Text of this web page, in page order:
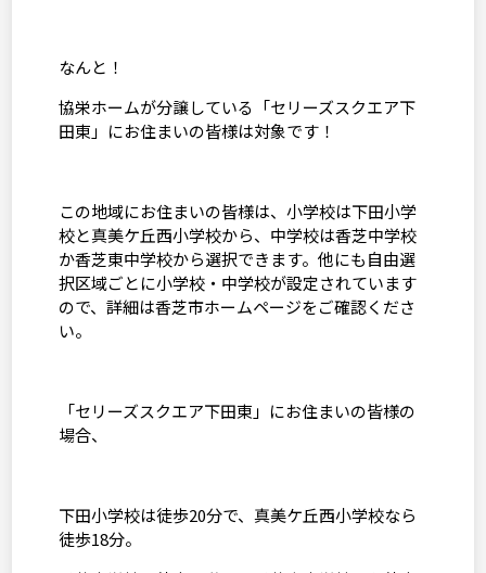
なんと！
協栄ホームが分譲している「セリーズスクエア下
田東」にお住まいの皆様は対象です！
この地域にお住まいの皆様は、小学校は下田小学
校と真美ケ丘西小学校から、中学校は香芝中学校
か香芝東中学校から選択できます。他にも自由選
択区域ごとに小学校・中学校が設定されています
ので、詳細は香芝市ホームページをご確認くださ
い。
「セリーズスクエア下田東」にお住まいの皆様の
場合、
下田小学校は徒歩20分で、真美ケ丘西小学校なら
徒歩18分。